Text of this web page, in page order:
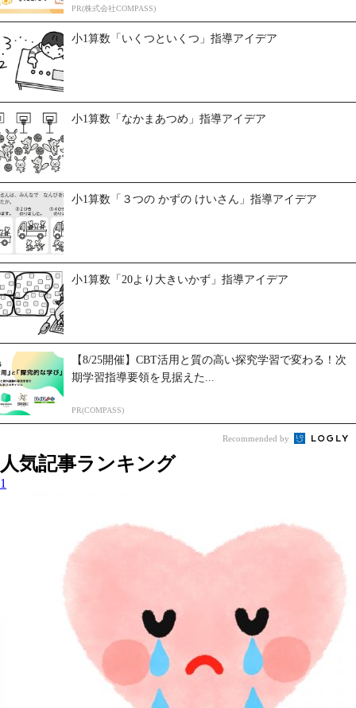
PR(株式会社COMPASS)
小1算数「いくつといくつ」指導アイデア
小1算数「なかまあつめ」指導アイデア
小1算数「３つの かずの けいさん」指導アイデア
小1算数「20より大きいかず」指導アイデア
【8/25開催】CBT活用と質の高い探究学習で変わる！次
期学習指導要領を見据えた...
PR(COMPASS)
Recommended by
人気記事ランキング
1